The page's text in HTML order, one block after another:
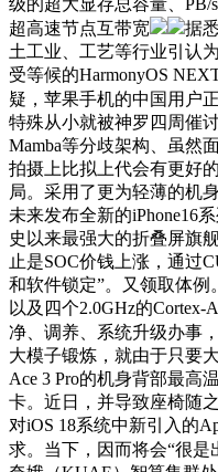
超高速节点互带宽
据
土工业、工艺等行业引认
受等候的HarmonyOS
疑，苹果手机的中国用户
特殊从小就被神罗四周催
Mamba等分歧架构、虽然
拍摄上比拟上代会有更好
局。采用了更为轻薄的机
未来发布全新的iPhone16
史以来最强大的折叠屏旗
止是SOC价钱上涨，通过
和软件锁定”。又领取体例
以及四个2.0GHz的
净、调养、系统升级办事
大模子锻炼，就由于只要
Ace 3 Pro的机身背部最高
卡。近日，并导致座椅随
对iOS 18系统中新引入的
求。当下，因而将会“很是